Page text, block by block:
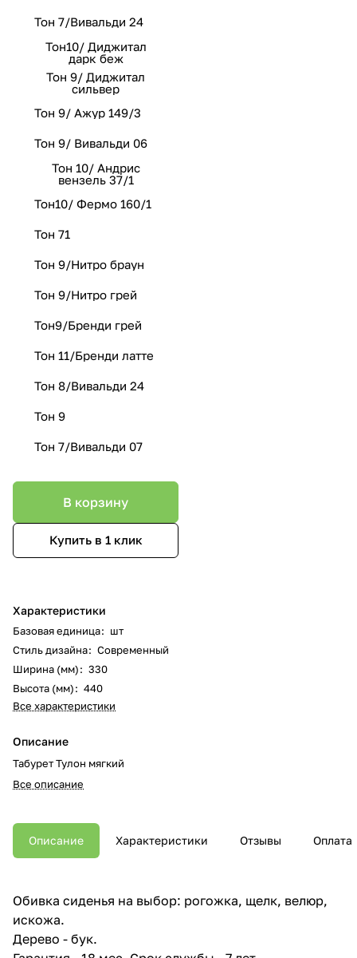
Тон 7/Вивальди 24
Тон10/ Диджитал
дарк беж
Тон 9/ Диджитал
сильвер
Тон 9/ Ажур 149/3
Тон 9/ Вивальди 06
Тон 10/ Андрис
вензель 37/1
Тон10/ Фермо 160/1
Тон 71
Тон 9/Нитро браун
Тон 9/Нитро грей
Тон9/Бренди грей
Тон 11/Бренди латте
Тон 8/Вивальди 24
Тон 9
Тон 7/Вивальди 07
В корзину
Купить в 1 клик
Характеристики
Базовая единица: шт
Стиль дизайна: Современный
Ширина (мм): 330
Высота (мм): 440
Все характеристики
Описание
Табурет Тулон мягкий
Все описание
Описание Характеристики Отзывы Оплата
Обивка сиденья на выбор: рогожка, щелк, велюр,
искожа.
Дерево - бук.